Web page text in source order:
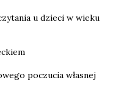
u dzieci w wieku
poczucia własnej